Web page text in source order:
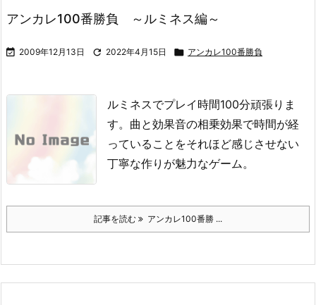
アンカレ100番勝負 ～ルミネス編～
 2009年12月13日  2022年4月15日  アンカレ100番勝負
ルミネスでプレイ時間100分頑張りま
す。曲と効果音の相乗効果で時間が経
っていることをそれほど感じさせない
丁寧な作りが魅力なゲーム。
記事を読む アンカレ100番勝 ...